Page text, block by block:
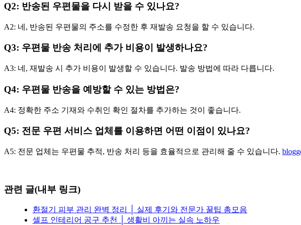
Q2: 반송된 우편물을 다시 받을 수 있나요?
A2: 네, 반송된 우편물의 주소를 수정한 후 재발송 요청을 할 수 있습니다.
Q3: 우편물 반송 처리에 추가 비용이 발생하나요?
A3: 네, 재발송 시 추가 비용이 발생할 수 있습니다. 발송 방법에 따라 다릅니다.
Q4: 우편물 반송을 예방할 수 있는 방법은?
A4: 정확한 주소 기재와 수취인 확인 절차를 추가하는 것이 좋습니다.
Q5: 전문 우편 서비스 업체를 이용하면 어떤 이점이 있나요?
A5: 전문 업체는 우편물 추적, 반송 처리 등을 효율적으로 관리해 줄 수 있습니다.
관련 글(내부 링크)
환절기 피부 관리 완벽 정리 │ 실제 후기와 전문가 꿀팁 총모음
셀프 인테리어 공구 추천 │ 생활비 아끼는 실속 노하우